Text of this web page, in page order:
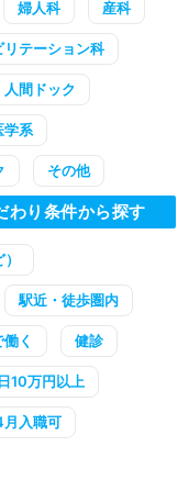
婦人科 産科
リテーション科
人間ドック
学系
その他
わり条件から探す
駅近・徒歩圏内
く 健診
10万円以上
月入職可